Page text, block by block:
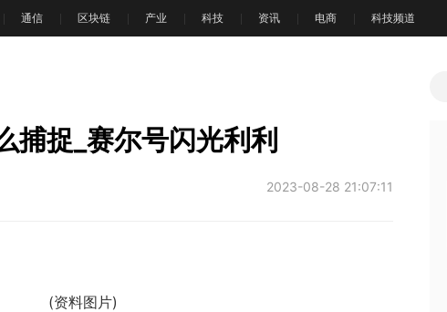
通信 区块链 产业 科技 资讯 电商 科技频道
捕捉_赛尔号闪光利利
2023-08-28 21:07:11
(资料图片)